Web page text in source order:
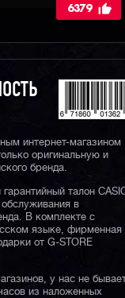
6379
интернет-магазином
оригинальную и
бренда.
талон
обслуживания в
В комплекте с
языке, фирменная
от G-STORE
у нас не
из наложенных